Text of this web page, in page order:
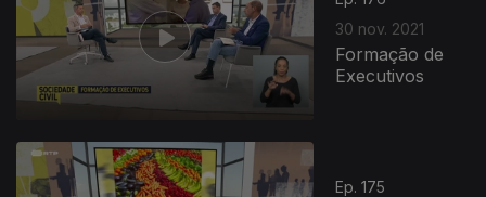
30 nov. 2021
Formação de
Executivos
Ep. 175